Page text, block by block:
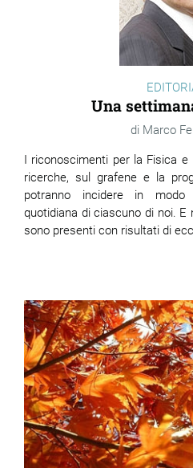
Una
Marco
I riconoscimenti per la Fisica
ricerche, sul grafene e la
potranno incidere in modo
quotidiana di ciascuno di noi. E
sono presenti con risultati di